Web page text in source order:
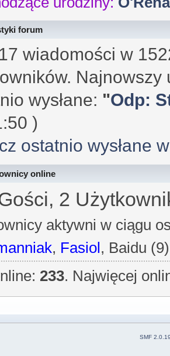
forum
wiadomości w
wysłane: "Odp:
)
ostatnio wysłane
online
2
aktywni w ciągu
, Fasiol, Baidu (9)
233. Najwięcej
SMF